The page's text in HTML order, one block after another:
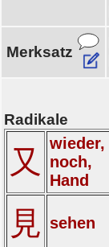
Merksatz
Radikale
又
wieder,
noch,
Hand
見 sehen